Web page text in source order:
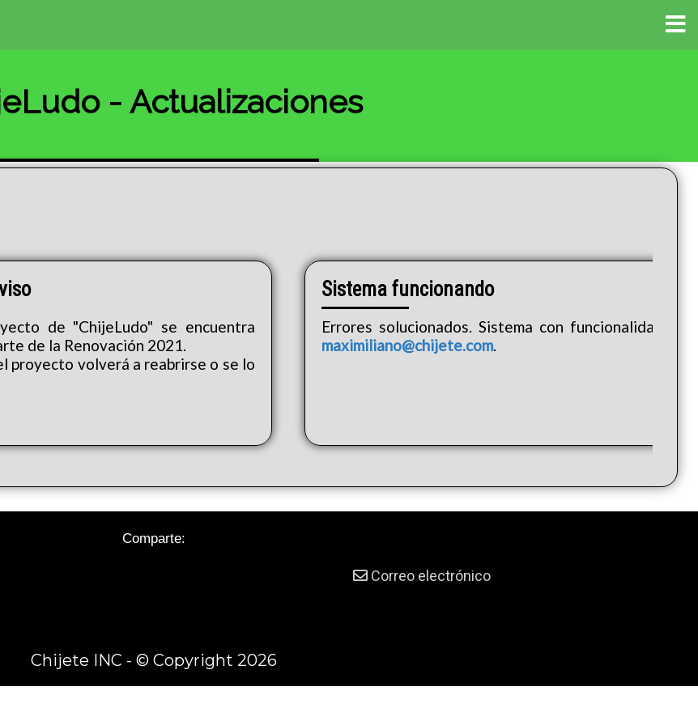
- Actualizaciones
de "ChijeLudo" se encuentra
de la Renovación 2021.
proyecto volverá a reabrirse o se lo
Sistema funcionando
Errores solucionados. Sistema con funcionalidad
maximiliano@chijete.com.
Comparte:
Correo electrónico
Chijete INC - © Copyright 2026